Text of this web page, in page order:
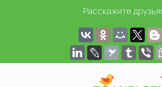
Расскажите